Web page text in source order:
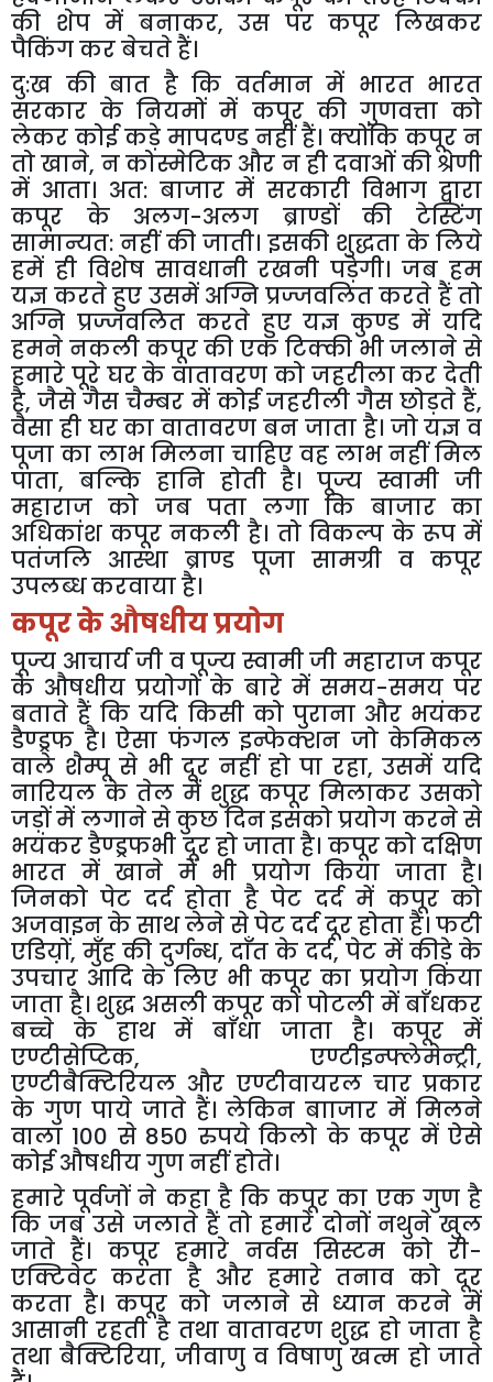
की शेप में बनाकर,उस पर कपूर लिखकर
पैकिंगकरबेचतेहैं।
दु:ख की बात है कि वर्तमान में भारत भारत
सरकार के नियमों में कपूर की गुणवत्ता को
लेकर कोई कड़े मापदण्ड नहीं हैं। क्योंकि कपूर न
तोखाने, नकोस्मेटिक और नहीदवाओंकीश्रेणी
में आता। अत: बाजार में सरकारी विभाग द्वारा
कपूर
के अलग-अलग ब्राण्डों की
टेस्टिंग
सामान्यत:नहीं की जाती। इसकी शुद्धता के लिये
हमें ही विशेष सावधानी रखनी पड़ेगी। जब हम
यज्ञ करतेहुए उसमें अग्नि प्रज्जवलितकरते हैंतो
अग्नि प्रज्जवलित करते हुए यज्ञ कुण्ड में यदि
हमने नकली कपूर की एक टिक्की भी जलाने से
हमारे पूरे घर के वातावरण को जहरीला कर देती
है,जैसे गैस चैम्बर में कोई जहरीली गैस छोड़ते हैं,
वैसा ही घर का वातावरण बन जाता है। जो यज्ञ व
पूजा का लाभ मिलना चाहिए वह लाभ नहीं मिल
पाता, बल्कि हानि होती है। पूज्य स्वामी जी
महाराज को जब पता लगा कि बाजार का
अधिकांश कपूर नकली है। तो विकल्प के रूप में
पतंजलि आस्था ब्राण्ड पूजा सामग्री व कपूर
उपलब्धकरवायाहै।
कपूरकेऔषधीयप्रयोग
पूज्य आचार्यजी वपूज्य स्वामीजी महाराजकपूर
के औषधीय प्रयोगों के बारे में समय-समय पर
बताते हैं कि यदि किसी को पुराना और भयंकर
डैण्ड्रफ है। ऐसा फंगल इन्फेक्शन जो केमिकल
वाले शैम्पू से भी दूर नहीं हो पा रहा,उसमें यदि
नारियल के तेल में शुद्ध कपूर मिलाकर उसको
जड़ोंमें लगानेसेकुछ दिनइसकोप्रयोग करनेसे
भयंकरडैण्ड्रफभी दूरहोजाताहै। कपूरकोदक्षिण
भारत में खाने में भी प्रयोग किया जाता है।
जिनको पेट दर्द होता है पेट दर्द में कपूर को
अजवाइनकेसाथलेनेसेपेटदर्ददूरहोताहै। फटी
एडिय़ों,मुँह की दुर्गन्ध, दाँत के दर्द,पेट में कीड़े के
उपचार आदि के लिए भी कपूर का प्रयोग किया
जाता है। शुद्ध असलीकपूर कोपोटली मेंबाँधकर
बच्चे
के हाथ में बाँधा जाता है। कपूर
में
एण्टीसेप्टिक, एण्टीइन्फ्लेमेन्ट्री,
एण्टीबैक्टिरियल और एण्टीवायरल चार प्रकार
के गुण पाये जाते हैं। लेकिन बााजार में मिलने
वाला 100 से850 रुपये किलो के कपूर में ऐसे
कोई औषधीयगुणनहींहोते।
हमारे पूर्वजों ने कहा है कि कपूर का एक गुण है
कि जब उसे जलाते हैं तो हमारे दोनों नथुने खुल
जाते हैं। कपूर हमारे नर्वस सिस्टम को री-
एक्टिवेट करता है और हमारे तनाव को दूर
करता है। कपूर को जलाने से ध्यान करने में
आसानी रहती है तथा वातावरण शुद्ध हो जाता है
तथा बैक्टिरिया, जीवाणु व विषाणु खत्म हो जाते